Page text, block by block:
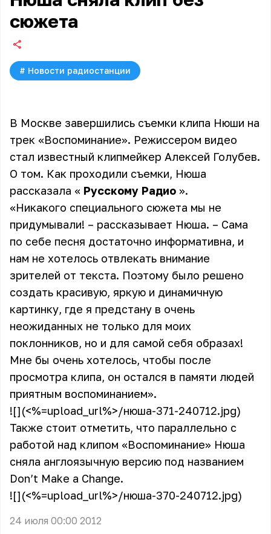
сюжета
# Новости радиостанции
В Москве завершились съемки клипа Нюши на
трек «Воспоминание». Режиссером видео
стал известный клипмейкер Алексей Голубев.
О том. Как проходили съемки, Нюша
рассказала « Русскому Радио ».
«Никакого специального сюжета мы не
придумывали! – рассказывает Нюша. – Сама
по себе песня достаточно информативна, и
нам не хотелось отвлекать внимание
зрителей от текста. Поэтому было решено
создать красивую, яркую и динамичную
картинку, где я предстану в очень
неожиданных не только для моих
поклонников, но и для самой себя образах!
Мне бы очень хотелось, чтобы после
просмотра клипа, он остался в памяти людей
приятным воспоминанием».
![](<%=upload_url%>/нюша-371-240712.jpg)
Также стоит отметить, что параллельно с
работой над клипом «Воспоминание» Нюша
сняла англоязычную версию под названием
Don’t Make a Change.
![](<%=upload_url%>/нюша-370-240712.jpg)
24 июля 00:00 2012